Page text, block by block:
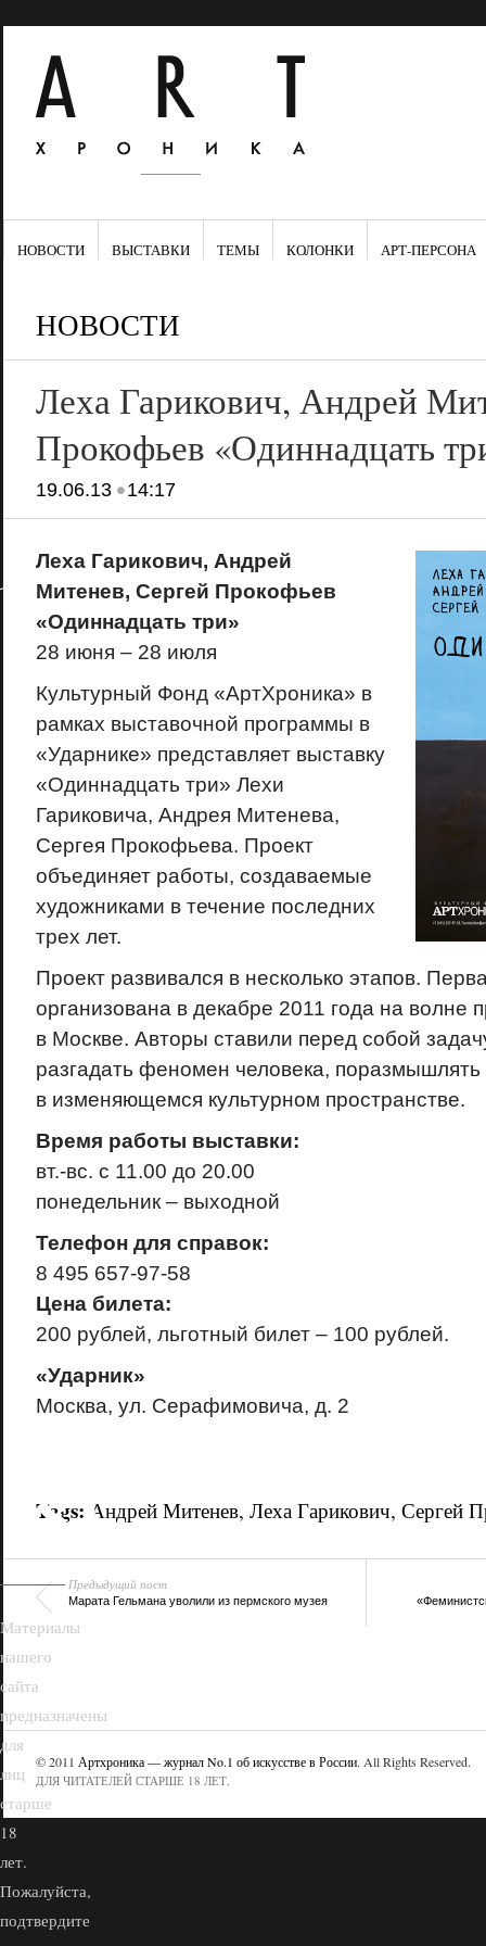
НОВОСТИ ВЫСТАВКИ ТЕМЫ КОЛОНКИ АРТ-ПЕРСОНА
НОВОСТИ
Леха Гарикович, Андрей
Прокофьев «Одиннадцать
19.06.13•14:17
Леха Гарикович, Андрей
Митенев, Сергей Прокофьев
«Одиннадцать три»
28 июня – 28 июля
Культурный Фонд «АртХроника» в
рамках выставочной программы в
«Ударнике» представляет выставку
«Одиннадцать три» Лехи
Гариковича, Андрея Митенева,
Сергея Прокофьева. Проект
объединяет работы, создаваемые
художниками в течение последних
трех лет.
Проект развивался в несколько этапов.
организована в декабре 2011 года на волне
в Москве. Авторы ставили перед собой
разгадать феномен человека,
в изменяющемся культурном пространстве.
Время работы выставки:
вт.-вс. с 11.00 до 20.00
понедельник – выходной
Телефон для справок:
8 495 657-97-58
Цена билета:
200 рублей, льготный билет – 100 рублей.
«Ударник»
Москва, ул. Серафимовича, д. 2
Tags: Андрей Митенев, Леха Гарикович, Сергей
Предыдущий пост
Марата Гельмана уволили из пермского музея
© 2011 Артхроника — журнал No.1 об искусстве в России. All Rights Reserved.
ДЛЯ ЧИТАТЕЛЕЙ СТАРШЕ 18 ЛЕТ.
18+
Материалы
нашего
сайта
предназначены
для
лиц
старше
18
лет.
Пожалуйста,
подтвердите